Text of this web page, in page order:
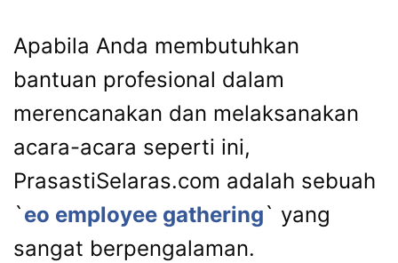
Apabila Anda membutuhkan
bantuan profesional dalam
merencanakan dan melaksanakan
acara-acara seperti ini,
PrasastiSelaras.com adalah sebuah
`eo employee gathering` yang
sangat berpengalaman.